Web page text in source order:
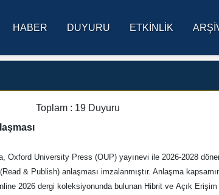
Ana
HABER DUYURU ETKINLIK
Toplam : 19 Duyuru
Oxford University Press (OUP) yayınevi ile 2026-2028
& Publish) anlaşması imzalanmıştır. Anlaşma
2026 dergi koleksiyonunda bulunan Hibrit ve Açık